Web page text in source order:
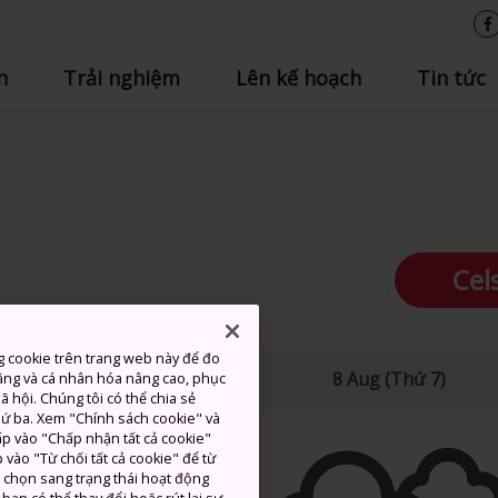
Trải nghiệm Lên kế hoạch Tin tức
Thấp Lượng mưa 8 Aug (Thứ 7)
cookie trên trang web này để đo
và cá nhân hóa nâng cao, phục
hội. Chúng tôi có thể chia sẻ
ba. Xem "Chính sách cookie" và
vào "Chấp nhận tất cả cookie"
"Từ chối tất cả cookie" để từ
sang trạng thái hoạt động